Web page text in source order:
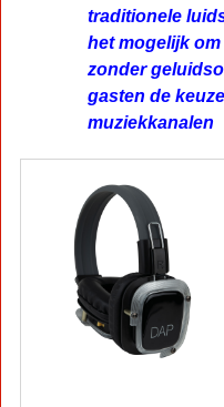
traditionele
het mogelijk
zonder
gasten de
muziekkanalen